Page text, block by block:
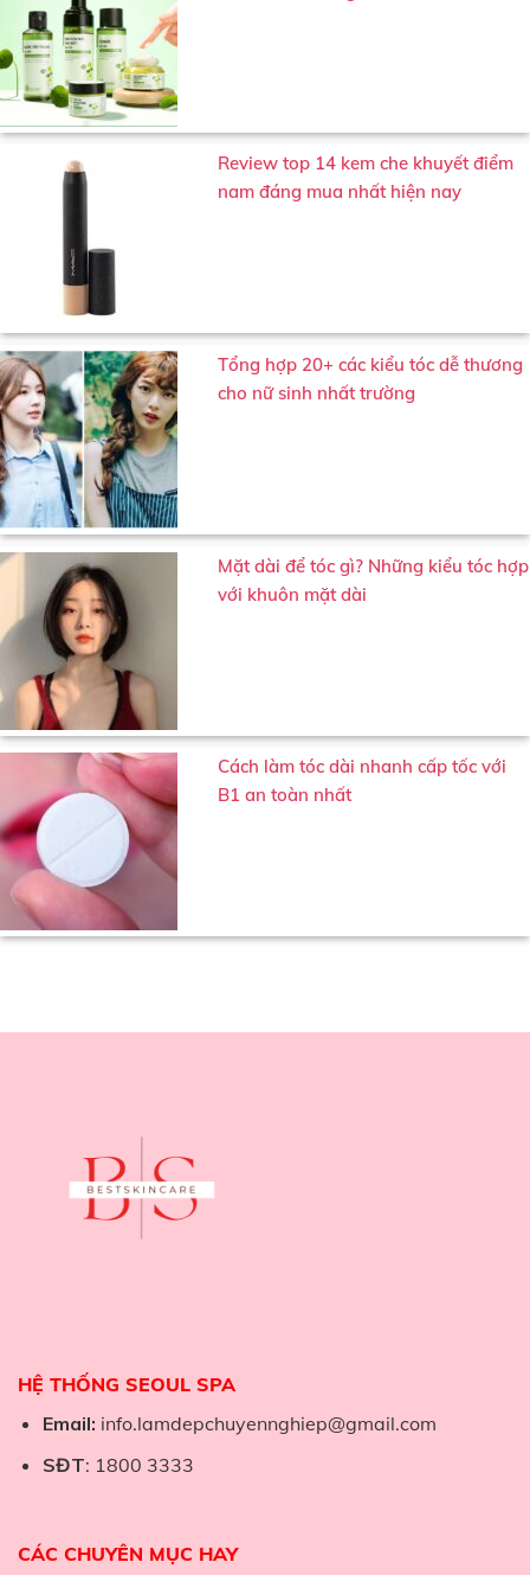
Review top 14 kem che khuyết điểm
nam đáng mua nhất hiện nay
Tổng hợp 20+ các kiểu tóc dễ thương
cho nữ sinh nhất trường
Mặt dài để tóc gì? Những kiểu tóc hợp
với khuôn mặt dài
Cách làm tóc dài nhanh cấp tốc với
B1 an toàn nhất
HỆ THỐNG SEOUL SPA
Email: info.lamdepchuyennghiep@gmail.com
SĐT: 1800 3333
CÁC CHUYÊN MỤC HAY